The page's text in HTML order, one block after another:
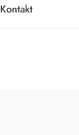
Kontakt